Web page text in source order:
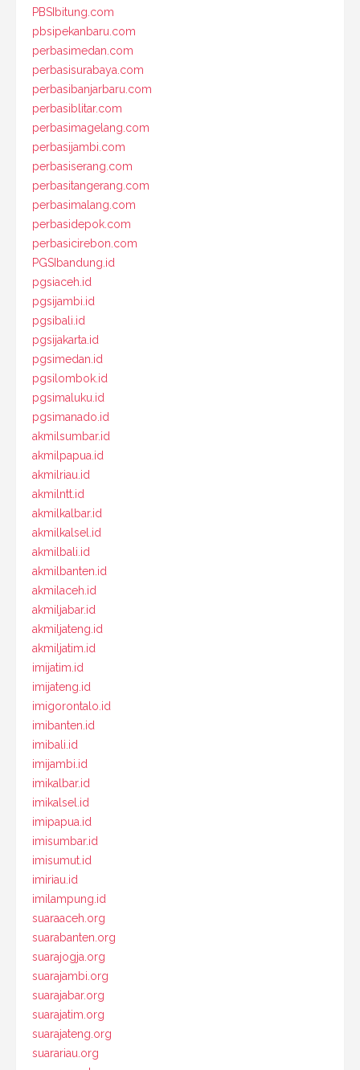
PBSIbitung.com
pbsipekanbaru.com
perbasimedan.com
perbasisurabaya.com
perbasibanjarbaru.com
perbasiblitar.com
perbasimagelang.com
perbasijambi.com
perbasiserang.com
perbasitangerang.com
perbasimalang.com
perbasidepok.com
perbasicirebon.com
PGSIbandung.id
pgsiaceh.id
pgsijambi.id
pgsibali.id
pgsijakarta.id
pgsimedan.id
pgsilombok.id
pgsimaluku.id
pgsimanado.id
akmilsumbar.id
akmilpapua.id
akmilriau.id
akmilntt.id
akmilkalbar.id
akmilkalsel.id
akmilbali.id
akmilbanten.id
akmilaceh.id
akmiljabar.id
akmiljateng.id
akmiljatim.id
imijatim.id
imijateng.id
imigorontalo.id
imibanten.id
imibali.id
imijambi.id
imikalbar.id
imikalsel.id
imipapua.id
imisumbar.id
imisumut.id
imiriau.id
imilampung.id
suaraaceh.org
suarabanten.org
suarajogja.org
suarajambi.org
suarajabar.org
suarajatim.org
suarajateng.org
suarariau.org